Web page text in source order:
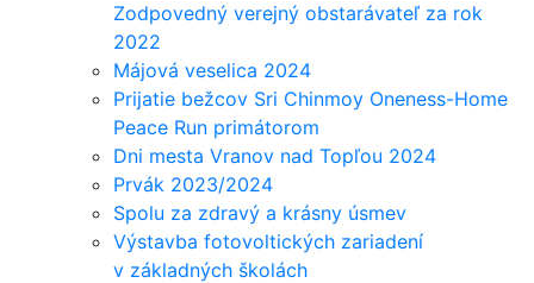
Zodpovedný verejný obstarávateľ za rok
2022
Májová veselica 2024
Prijatie bežcov Sri Chinmoy Oneness-Home
Peace Run primátorom
Dni mesta Vranov nad Topľou 2024
Prvák 2023/2024
Spolu za zdravý a krásny úsmev
Výstavba fotovoltických zariadení
v základných školách